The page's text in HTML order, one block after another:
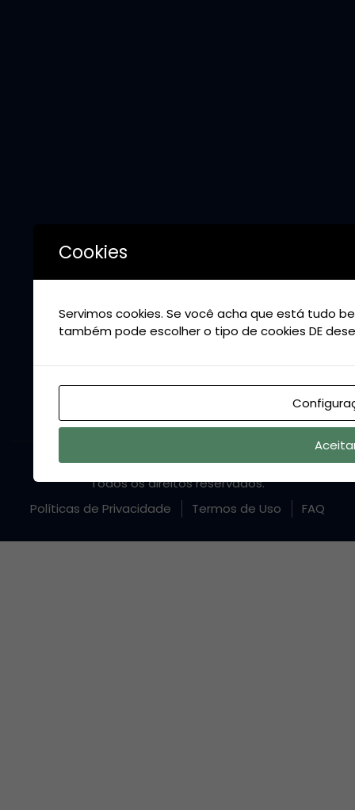
Copyright © 2024. CNPJ: 54.131.359/0001-27
Todos os direitos reservados.
Políticas de Privacidade
Termos de Uso FAQ
Cookies
Servimos cookies. Se você acha que está tudo
também pode escolher o tipo de cookies DE